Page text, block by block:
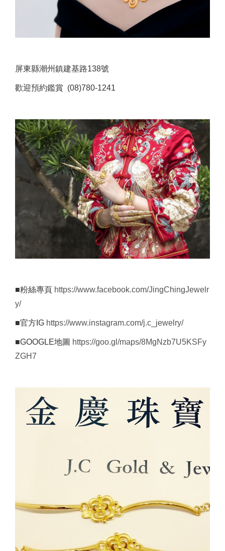
屏東縣潮州鎮建基路138號
歡迎預約鑑賞 (08)780-1241
■粉絲專頁 https://www.facebook.com/JingChingJewelr
y/
■官方IG https://www.instagram.com/j.c_jewelry/
■GOOGLE地圖 https://goo.gl/maps/8MgNzb7U5KSFy
ZGH7